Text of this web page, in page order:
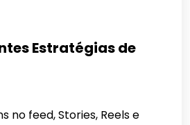
Estratégias de
no feed, Stories, Reels e